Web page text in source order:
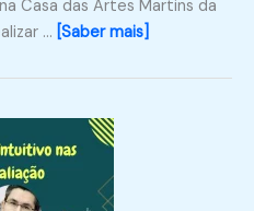
Casa das Artes Martins da
… [Saber mais]